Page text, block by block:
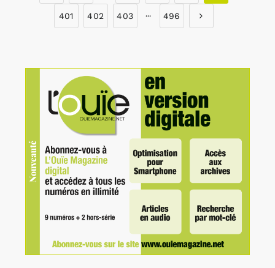
401 402 403 ··· 496